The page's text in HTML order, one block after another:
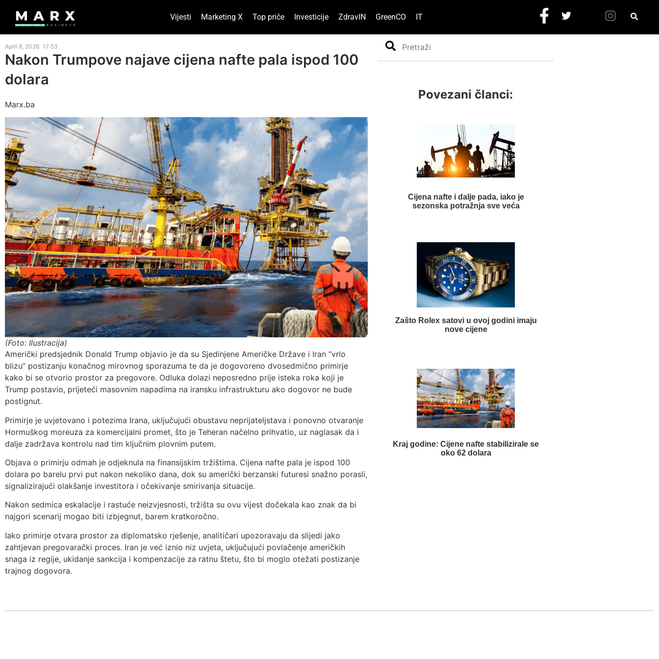
Vijesti Marketing X Top priče Investicije ZdravIN GreenCO IT
April 8, 2026 17:53
Nakon Trumpove najave cijena nafte pala ispod 100
dolara
Marx.ba
(Foto: Ilustracija)
Američki predsjednik Donald Trump objavio je da su Sjedinjene Američke Države i Iran “vrlo
blizu” postizanju konačnog mirovnog sporazuma te da je dogovoreno dvosedmično primirje
kako bi se otvorio prostor za pregovore. Odluka dolazi neposredno prije isteka roka koji je
Trump postavio, prijeteći masovnim napadima na iransku infrastrukturu ako dogovor ne bude
postignut.
Primirje je uvjetovano i potezima Irana, uključujući obustavu neprijateljstava i ponovno otvaranje
Hormuškog moreuza za komercijalni promet, što je Teheran načelno prihvatio, uz naglasak da i
dalje zadržava kontrolu nad tim ključnim plovnim putem.
Objava o primirju odmah je odjeknula na finansijskim tržištima. Cijena nafte pala je ispod 100
dolara po barelu prvi put nakon nekoliko dana, dok su američki berzanski futuresi snažno porasli,
signalizirajući olakšanje investitora i očekivanje smirivanja situacije.
Nakon sedmica eskalacije i rastuće neizvjesnosti, tržišta su ovu vijest dočekala kao znak da bi
najgori scenarij mogao biti izbjegnut, barem kratkoročno.
Iako primirje otvara prostor za diplomatsko rješenje, analitičari upozoravaju da slijedi jako
zahtjevan pregovarački proces. Iran je već iznio niz uvjeta, uključujući povlačenje američkih
snaga iz regije, ukidanje sankcija i kompenzacije za ratnu štetu, što bi moglo otežati postizanje
trajnog dogovora.
Search
Povezani članci:
Cijena nafte i dalje pada, iako je
sezonska potražnja sve veća
Zašto Rolex satovi u ovoj godini imaju
nove cijene
Kraj godine: Cijene nafte stabilizirale se
oko 62 dolara